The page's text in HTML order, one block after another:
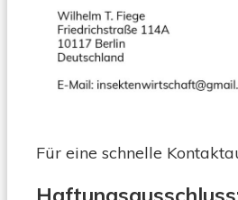
Für eine schnelle